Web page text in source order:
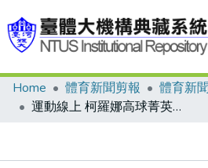
Communities & Collections
Home 體育新聞剪報
體育新
運動線上 柯羅娜高球菁英賽 曾雅妮爭冠不樂觀/百齡罈冠軍杯(2009年南韓濟州島) 呂偉智24名